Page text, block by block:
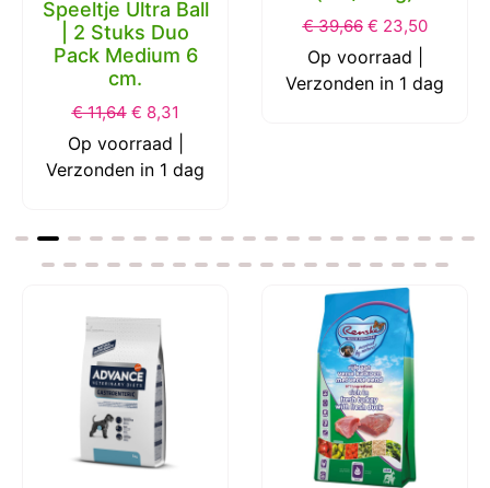
Speeltje Ultra Ball
| 2 Stuks Duo
Pack Medium 6
cm.
€11,64 € 8,31
Op voorraad |
Verzonden in 1 dag
€39,66 € 23,50
Op voorraad |
Verzonden in 1 dag